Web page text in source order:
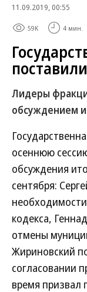
11.09.2019, 00:55
59K 4 мин.
Лидеры
обсуждением
осеннюю
обсуждения
сентября:
кодекса,
отмены
Жириновский
согласовании
время призвал